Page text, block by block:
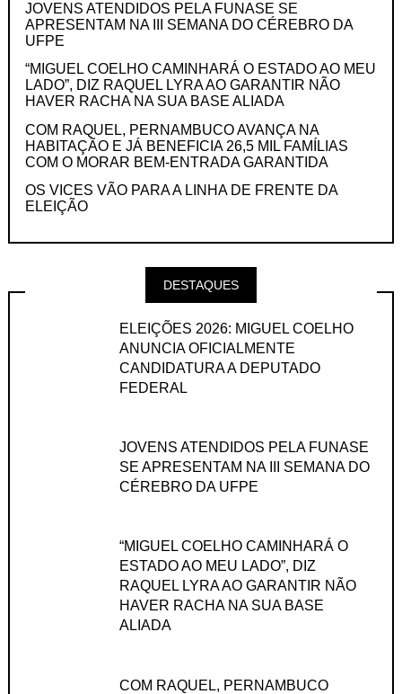
JOVENS ATENDIDOS PELA FUNASE SE
APRESENTAM NA III SEMANA DO CÉREBRO DA
UFPE
“MIGUEL COELHO CAMINHARÁ O ESTADO AO MEU
LADO”, DIZ RAQUEL LYRA AO GARANTIR NÃO
HAVER RACHA NA SUA BASE ALIADA
COM RAQUEL, PERNAMBUCO AVANÇA NA
HABITAÇÃO E JÁ BENEFICIA 26,5 MIL FAMÍLIAS
COM O MORAR BEM-ENTRADA GARANTIDA
OS VICES VÃO PARA A LINHA DE FRENTE DA
ELEIÇÃO
DESTAQUES
ELEIÇÕES 2026: MIGUEL COELHO
ANUNCIA OFICIALMENTE
CANDIDATURA A DEPUTADO
FEDERAL
JOVENS ATENDIDOS PELA FUNASE
SE APRESENTAM NA III SEMANA DO
CÉREBRO DA UFPE
“MIGUEL COELHO CAMINHARÁ O
ESTADO AO MEU LADO”, DIZ
RAQUEL LYRA AO GARANTIR NÃO
HAVER RACHA NA SUA BASE
ALIADA
COM RAQUEL, PERNAMBUCO